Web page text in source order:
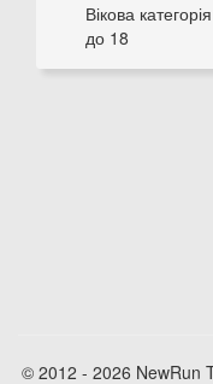
Вікова категорія
до 18
© 2012 - 2026 NewRun